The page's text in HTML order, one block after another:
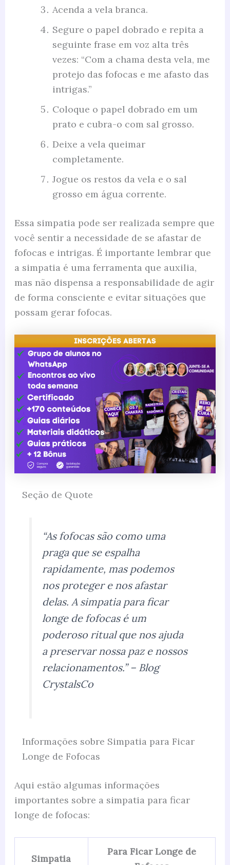
Acenda a vela branca.
Segure o papel dobrado e repita a
seguinte frase em voz alta três
vezes: “Com a chama desta vela, me
protejo das fofocas e me afasto das
intrigas.”
Coloque o papel dobrado em um
prato e cubra-o com sal grosso.
Deixe a vela queimar
completamente.
Jogue os restos da vela e o sal
grosso em água corrente.
Essa simpatia pode ser realizada sempre que
você sentir a necessidade de se afastar de
fofocas e intrigas. É importante lembrar que
a simpatia é uma ferramenta que auxilia,
mas não dispensa a responsabilidade de agir
de forma consciente e evitar situações que
possam gerar fofocas.
Seção de Quote
“As fofocas são como uma
praga que se espalha
rapidamente, mas podemos
nos proteger e nos afastar
delas. A simpatia para ficar
longe de fofocas é um
poderoso ritual que nos ajuda
a preservar nossa paz e nossos
relacionamentos.” – Blog
CrystalsCo
Informações sobre Simpatia para Ficar
Longe de Fofocas
Aqui estão algumas informações
importantes sobre a simpatia para ficar
longe de fofocas:
Simpatia
Para Ficar Longe de